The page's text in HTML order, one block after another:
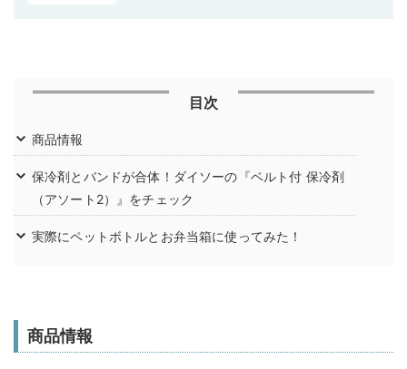
目次
商品情報
保冷剤とバンドが合体！ダイソーの『ベルト付 保冷剤
（アソート2）』をチェック
実際にペットボトルとお弁当箱に使ってみた！
商品情報